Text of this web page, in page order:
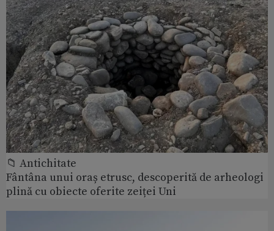
📁 Antichitate
Fântâna unui oraș etrusc, descoperită de arheologi
plină cu obiecte oferite zeiței Uni